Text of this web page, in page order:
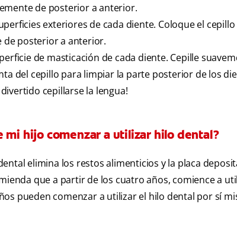
de posterior a anterior.
exteriores de cada diente. Coloque el
de posterior a anterior.
de masticación de cada diente. Cepille
del cepillo para limpiar la parte posterior de los
divertido cepillarse la lengua!
mi hijo comenzar a utilizar hilo dental?
elimina los restos alimenticios y la placa
que a partir de los cuatro años, comience a
pueden comenzar a utilizar el hilo dental por sí